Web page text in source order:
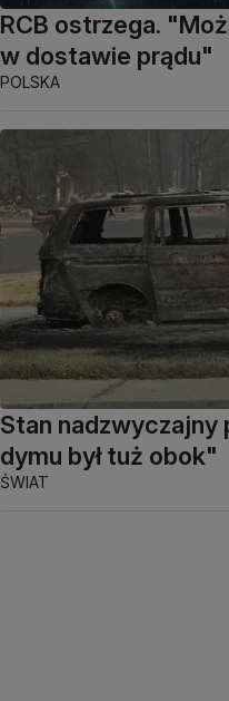
RCB ostrzega.
w dostawie prądu"
POLSKA
Stan nadzwyczajny
dymu był tuż obok"
ŚWIAT